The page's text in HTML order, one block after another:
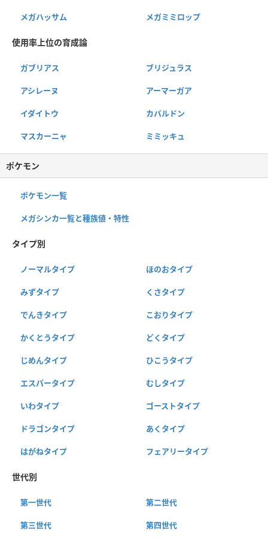
メガハッサム メガミミロップ
使用率上位の育成論
ガブリアス ブリジュラス
アシレーヌ アーマーガア
イダイトウ カバルドン
マスカーニャ ミミッキュ
ポケモン
ポケモン一覧
メガシンカ一覧と種族値・特性
タイプ別
ノーマルタイプ ほのおタイプ
みずタイプ くさタイプ
でんきタイプ こおりタイプ
かくとうタイプ どくタイプ
じめんタイプ ひこうタイプ
エスパータイプ むしタイプ
いわタイプ ゴーストタイプ
ドラゴンタイプ あくタイプ
はがねタイプ フェアリータイプ
世代別
第一世代 第二世代
第三世代 第四世代